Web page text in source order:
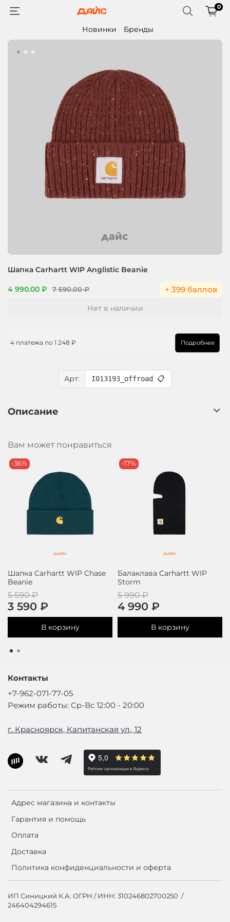
0
Новинки Бренды
Шапка Carhartt WIP Anglistic Beanie
4 990.00 ₽ 7 590.00 ₽ + 399 баллов
Арт: I013193_offroad 📋
Нет в наличии
4 платежа по 1 248 ₽ Подробнее
Описание
Вам может понравиться
-36%
Шапка Carhartt WIP Chase
Beanie
5 590 ₽
3 590 ₽
В корзину
-17%
Балаклава Carhartt WIP
Storm
5 990 ₽
4 990 ₽
В корзину
Адрес магазина и контакты
Гарантия и помощь
Оплата
Доставка
Политика конфиденциальности и оферта
Контакты
+7-962-071-77-05
Режим работы: Ср-Вс 12:00 - 20:00
г. Красноярск, Капитанская ул., 12
ИП Синицкий К.А. ОГРН / ИНН: 310246802700250 /
246404294615